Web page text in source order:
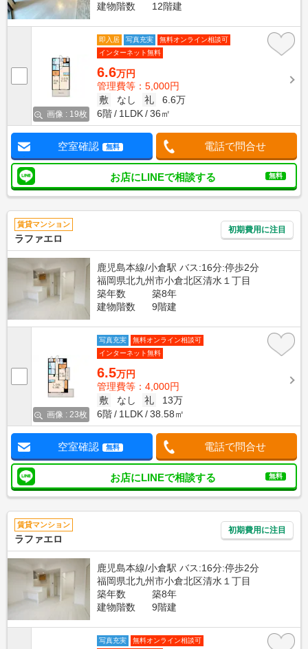
建物階数
12階建
画像 : 19枚
即入居 写真充実
無料オンライン相談可
インターネット無料
6.6万円
管理費等：5,000円
敷
なし 礼
6.6万
6階
1LDK 36㎡
空室確認 無料 電話で問合せ
お店にLINEで相談する 無料
賃貸マンション
ラファエロ
初期費用に注目
鹿児島本線/小倉駅 バス:16分:停歩2分
福岡県北九州市小倉北区清水１丁目
築年数
築8年
建物階数
9階建
画像 : 23枚
写真充実
無料オンライン相談可
インターネット無料
6.5万円
管理費等：4,000円
敷
なし 礼
13万
6階
1LDK 38.58㎡
空室確認 無料 電話で問合せ
お店にLINEで相談する 無料
賃貸マンション
ラファエロ
初期費用に注目
鹿児島本線/小倉駅 バス:16分:停歩2分
福岡県北九州市小倉北区清水１丁目
築年数
築8年
建物階数
9階建
写真充実
無料オンライン相談可